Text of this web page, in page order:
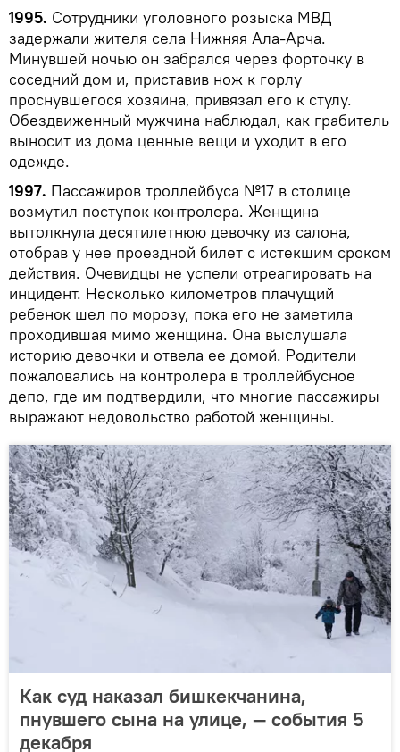
1995. Сотрудники уголовного розыска МВД
задержали жителя села Нижняя Ала-Арча.
Минувшей ночью он забрался через форточку в
соседний дом и, приставив нож к горлу
проснувшегося хозяина, привязал его к стулу.
Обездвиженный мужчина наблюдал, как грабитель
выносит из дома ценные вещи и уходит в его
одежде.
1997. Пассажиров троллейбуса №17 в столице
возмутил поступок контролера. Женщина
вытолкнула десятилетнюю девочку из салона,
отобрав у нее проездной билет с истекшим сроком
действия. Очевидцы не успели отреагировать на
инцидент. Несколько километров плачущий
ребенок шел по морозу, пока его не заметила
проходившая мимо женщина. Она выслушала
историю девочки и отвела ее домой. Родители
пожаловались на контролера в троллейбусное
депо, где им подтвердили, что многие пассажиры
выражают недовольство работой женщины.
Как суд наказал бишкекчанина,
пнувшего сына на улице, — события 5
декабря